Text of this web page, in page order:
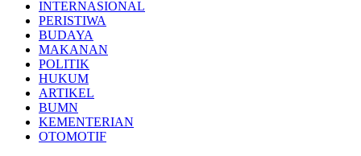
INTERNASIONAL
PERISTIWA
BUDAYA
MAKANAN
POLITIK
HUKUM
ARTIKEL
BUMN
KEMENTERIAN
OTOMOTIF